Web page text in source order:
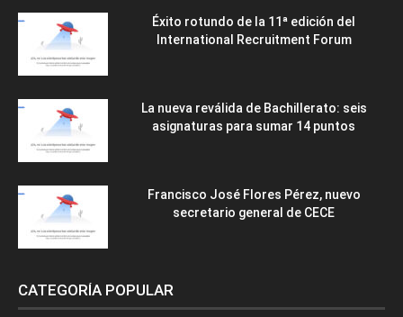
Éxito rotundo de la 11ª edición del
International Recruitment Forum
La nueva reválida de Bachillerato: seis
asignaturas para sumar 14 puntos
Francisco José Flores Pérez, nuevo
secretario general de CECE
CATEGORÍA POPULAR